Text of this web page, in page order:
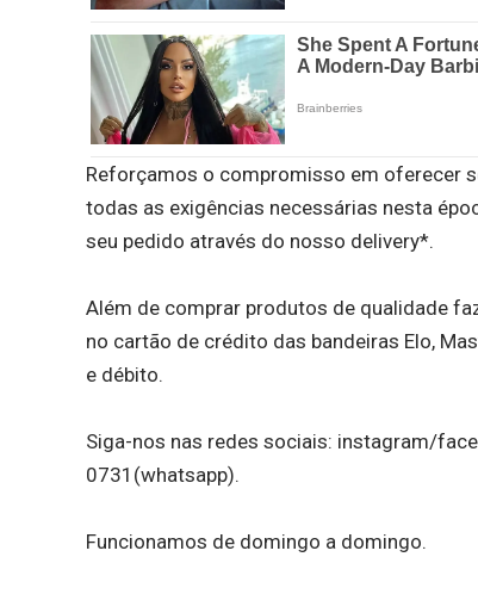
Reforçamos o compromisso em oferecer
todas as exigências necessárias nesta
seu pedido através do nosso delivery*.
Além de comprar produtos de qualidade
no cartão de crédito das bandeiras Elo,
e débito.
Siga-nos nas redes sociais: instagram/
0731(whatsapp).
Funcionamos de domingo a domingo.